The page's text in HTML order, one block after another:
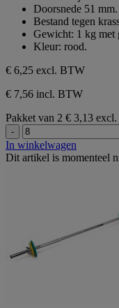
sterren.
Doorsnede 51 mm.
Bestand tegen
Gewicht: 1 kg met
Kleur: rood.
€ 6,25 excl. BTW
€ 7,56 incl. BTW
Pakket van 2 € 3,13
-
In winkelwagen
Dit artikel is momenteel